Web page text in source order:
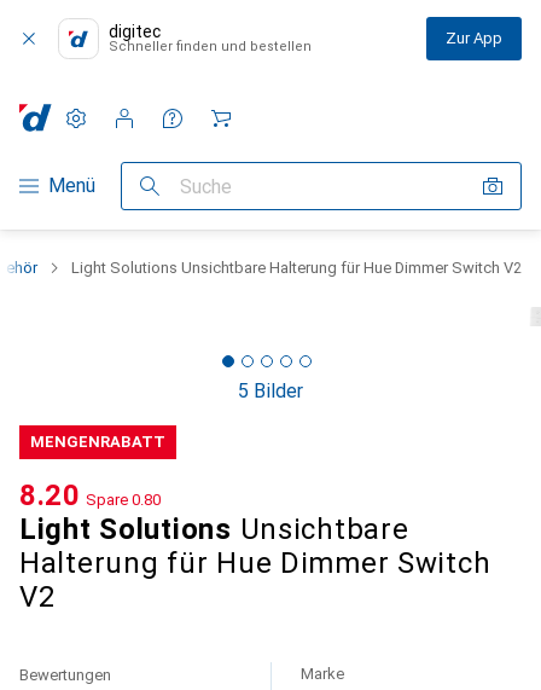
digitec
Schneller finden und bestellen Zur App
Navigation nach Kategorien
Menü Suche
Einstellungen
Kundenkonto
Vergleichslisten
Merklisten
Warenkorb
Light Solutions Unsichtbare Halterung für Hue Dimmer Switch V2
5 Bilder
MENGENRABATT
Light Solutions Unsichtbare
Halterung für Hue Dimmer Switch
V2
CHF
8.20 Spare CHF
0.80
Bewertungen Marke